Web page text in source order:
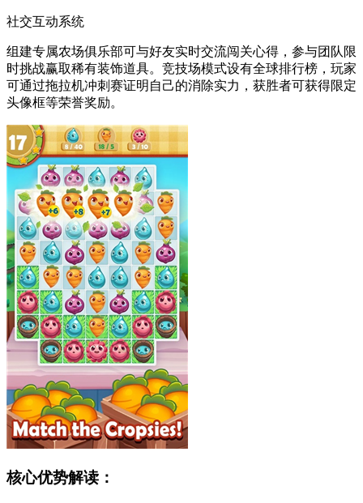
社交互动系统
组建专属农场俱乐部可与好友实时交流闯关心得，参与团队限
时挑战赢取稀有装饰道具。竞技场模式设有全球排行榜，玩家
可通过拖拉机冲刺赛证明自己的消除实力，获胜者可获得限定
头像框等荣誉奖励。
核心优势解读：